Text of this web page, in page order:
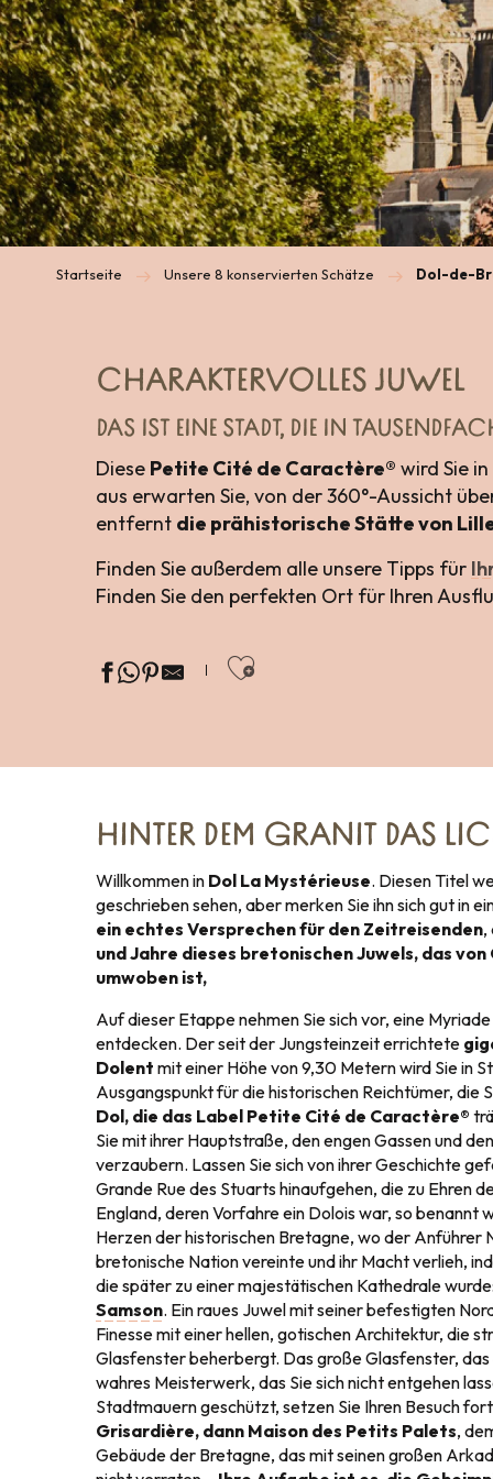
Startseite Unsere 8 konservierten Schätze Dol-de-
CHARAKTERVOLLES JUWEL
DAS IST EINE STADT, DIE IN
Diese Petite Cité de Caractère® wird Sie
aus erwarten Sie, von der 360°-Aussicht
entfernt die prähistorische Stätte von
Finden Sie außerdem alle unsere Tipps für
Finden Sie den perfekten Ort für Ihren
Ajouter aux favoris
HINTER DEM GRANIT DAS
Willkommen in Dol La Mystérieuse. Diesen Titel
geschrieben sehen, aber merken Sie ihn sich gut in
ein echtes Versprechen für den Zeitreisenden,
und Jahre dieses bretonischen Juwels, das
umwoben ist,
Auf dieser Etappe nehmen Sie sich vor, eine
entdecken. Der seit der Jungsteinzeit errichtete
Dolent mit einer Höhe von 9,30 Metern wird Sie in
Ausgangspunkt für die historischen Reichtümer, die
Dol, die das Label Petite Cité de Caractère®
Sie mit ihrer Hauptstraße, den engen Gassen und
verzaubern. Lassen Sie sich von ihrer Geschichte
Grande Rue des Stuarts hinaufgehen, die zu Ehren
England, deren Vorfahre ein Dolois war, so benannt
Herzen der historischen Bretagne, wo der Anführer
bretonische Nation vereinte und ihr Macht verlieh,
die später zu einer majestätischen Kathedrale wurde:
Samson. Ein raues Juwel mit seiner befestigten
Finesse mit einer hellen, gotischen Architektur, die
Glasfenster beherbergt. Das große Glasfenster,
wahres Meisterwerk, das Sie sich nicht entgehen
Stadtmauern geschützt, setzen Sie Ihren Besuch
Grisardière, dann Maison des Petits Palets,
Gebäude der Bretagne, das mit seinen großen